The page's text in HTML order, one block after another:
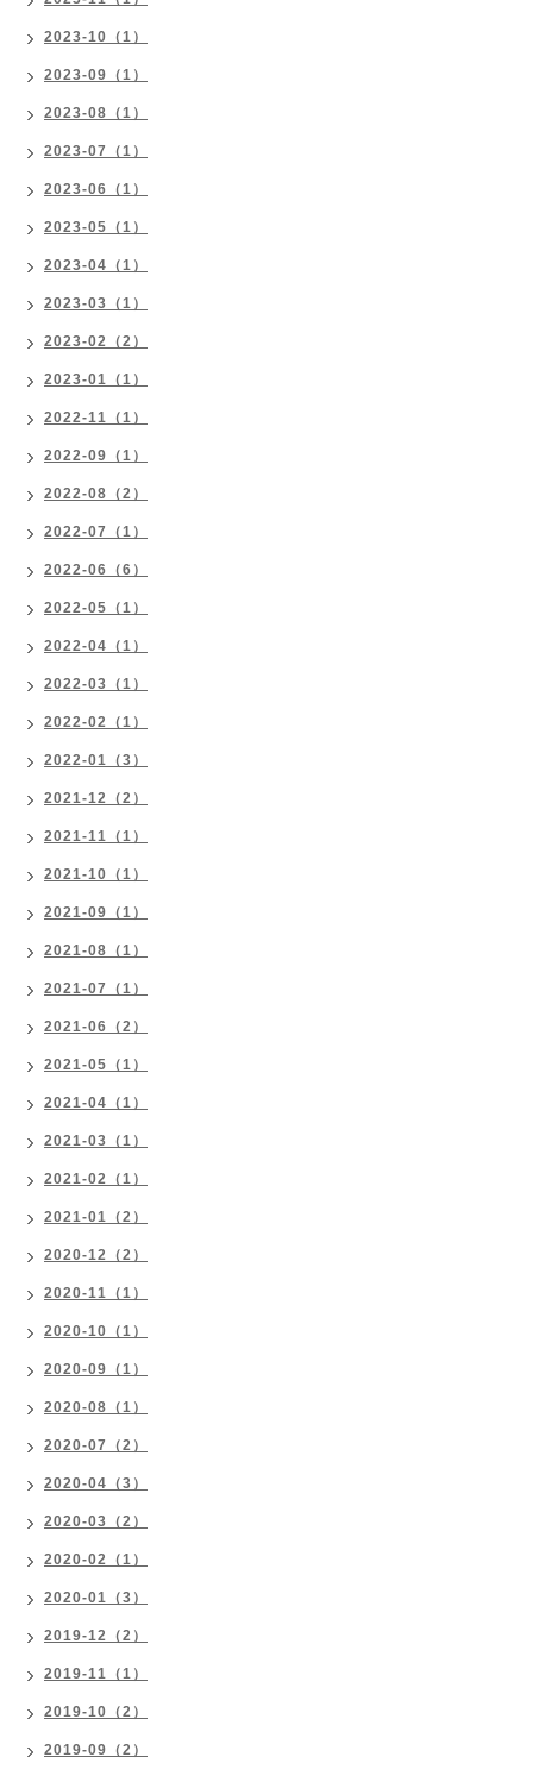
2023-10（1）
2023-09（1）
2023-08（1）
2023-07（1）
2023-06（1）
2023-05（1）
2023-04（1）
2023-03（1）
2023-02（2）
2023-01（1）
2022-11（1）
2022-09（1）
2022-08（2）
2022-07（1）
2022-06（6）
2022-05（1）
2022-04（1）
2022-03（1）
2022-02（1）
2022-01（3）
2021-12（2）
2021-11（1）
2021-10（1）
2021-09（1）
2021-08（1）
2021-07（1）
2021-06（2）
2021-05（1）
2021-04（1）
2021-03（1）
2021-02（1）
2021-01（2）
2020-12（2）
2020-11（1）
2020-10（1）
2020-09（1）
2020-08（1）
2020-07（2）
2020-04（3）
2020-03（2）
2020-02（1）
2020-01（3）
2019-12（2）
2019-11（1）
2019-10（2）
2019-09（2）